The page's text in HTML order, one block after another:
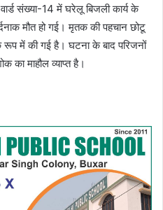
संख्या-14 में घरेलू बिजली कार्य के
मौत हो गई। मृतक की पहचान छोटू
रूप में की गई है। घटना के बाद परिजनों
का माहौल व्याप्त है।